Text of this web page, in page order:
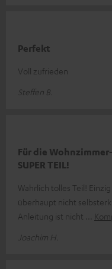
Perfekt
Voll zufrieden
Steffen B.
Für die
SUPER TEIL!
Wahrlich tolles Teil!
überhaupt nicht
Anleitung ist nicht
Joachim H.